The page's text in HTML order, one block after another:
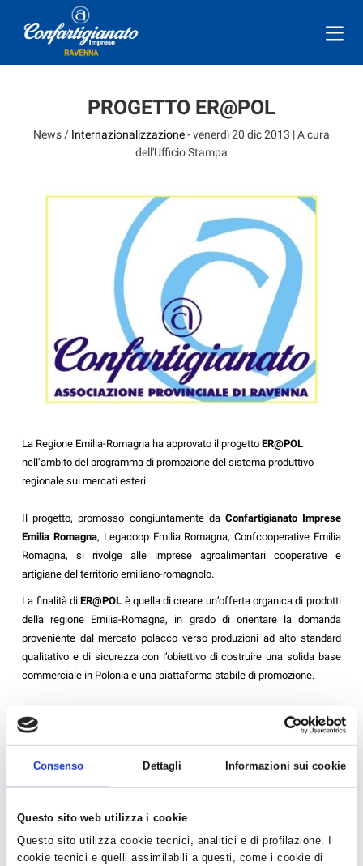
Consenso Dettagli Informazioni sui cookie
Questo sito web utilizza i cookie
Questo sito utilizza cookie tecnici, analitici e di profilazione. I
cookie tecnici e quelli assimilabili a questi, come i cookie di
PROGETTO ER@POL
News / Internazionalizzazione-venerdì 20 dic 2013 | A cura
dell'Ufficio Stampa
La Regione Emilia-Romagna ha approvato il progettoER@POL
nell’ambito del programma di promozione del sistema produttivo
regionale sui mercati esteri.
Il progetto, promosso congiuntamente da Confartigianato Imprese
Emilia Romagna, Legacoop Emilia Romagna, Confcooperative Emilia
Romagna, si rivolge alle imprese agroalimentari cooperative e
artigiane del territorio emiliano-romagnolo.
La finalità diER@POL è quella di creare un’offerta organica di prodotti
della regione Emilia-Romagna, in grado di orientare la domanda
proveniente dal mercato polacco verso produzioni ad alto standard
qualitativo e di sicurezza con l’obiettivo di costruire una solida base
commerciale in Polonia e una piattaforma stabile di promozione.
In allegato una scheda informativa del progetto.
Per informazioni
‹ Torna all'elenco